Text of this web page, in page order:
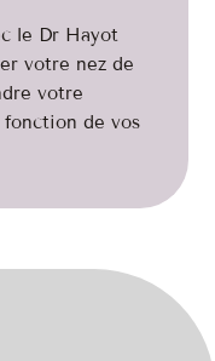
le Dr Hayot
votre nez de
votre
de vos